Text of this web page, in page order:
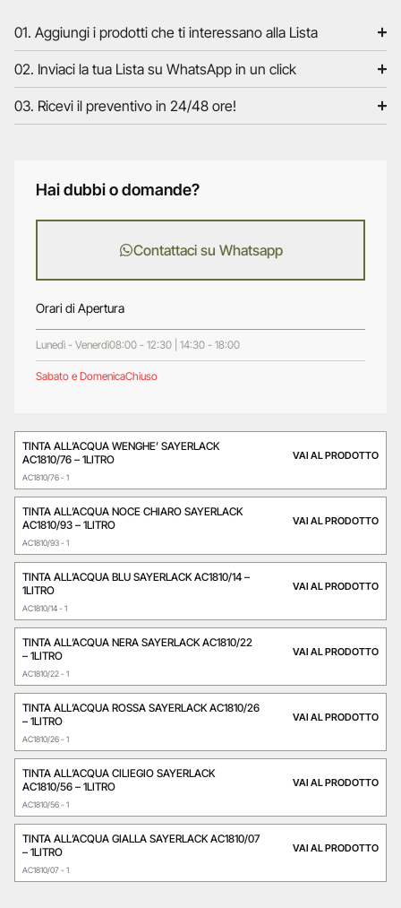
01. Aggiungi i prodotti che ti interessano alla Lista
02. Inviaci la tua Lista su WhatsApp in un click
03. Ricevi il preventivo in 24/48 ore!
Hai dubbi o domande?
Contattaci su Whatsapp
Orari di Apertura
Lunedì - Venerdì08:00 - 12:30 | 14:30 - 18:00
Sabato e DomenicaChiuso
TINTA ALL’ACQUA WENGHE’ SAYERLACK
AC1810/76 – 1LITRO
AC1810/76 - 1
VAI AL PRODOTTO
TINTA ALL’ACQUA NOCE CHIARO SAYERLACK
AC1810/93 – 1LITRO
AC1810/93 - 1
VAI AL PRODOTTO
TINTA ALL’ACQUA BLU SAYERLACK AC1810/14 –
1LITRO
AC1810/14 - 1
VAI AL PRODOTTO
TINTA ALL’ACQUA NERA SAYERLACK AC1810/22
– 1LITRO
AC1810/22 - 1
VAI AL PRODOTTO
TINTA ALL’ACQUA ROSSA SAYERLACK AC1810/26
– 1LITRO
AC1810/26 - 1
VAI AL PRODOTTO
TINTA ALL’ACQUA CILIEGIO SAYERLACK
AC1810/56 – 1LITRO
AC1810/56 - 1
VAI AL PRODOTTO
TINTA ALL’ACQUA GIALLA SAYERLACK AC1810/07
– 1LITRO
AC1810/07 - 1
VAI AL PRODOTTO